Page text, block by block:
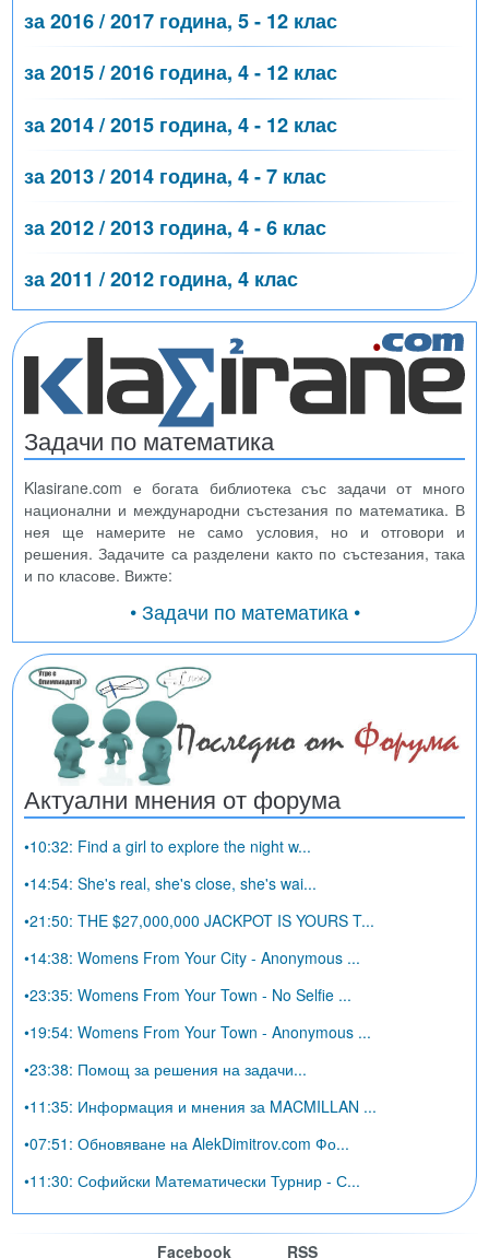
за 2016 / 2017 година, 5 - 12 клас
за 2015 / 2016 година, 4 - 12 клас
за 2014 / 2015 година, 4 - 12 клас
за 2013 / 2014 година, 4 - 7 клас
за 2012 / 2013 година, 4 - 6 клас
за 2011 / 2012 година, 4 клас
Задачи по математика
Klasirane.com е богата библиотека със задачи от много
национални и международни състезания по математика. В
нея ще намерите не само условия, но и отговори и
решения. Задачите са разделени както по състезания, така
и по класове. Вижте:
• Задачи по математика •
Актуални мнения от форума
•10:32: Find a girl to explore the night w...
•14:54: She's real, she's close, she's wai...
•21:50: THE $27,000,000 JACKPOT IS YOURS T...
•14:38: Womens From Your City - Anonymous ...
•23:35: Womens From Your Town - No Selfie ...
•19:54: Womens From Your Town - Anonymous ...
•23:38: Помощ за решения на задачи...
•11:35: Информация и мнения за MACMILLAN ...
•07:51: Обновяване на AlekDimitrov.com Фо...
•11:30: Софийски Математически Турнир - С...
Facebook RSS